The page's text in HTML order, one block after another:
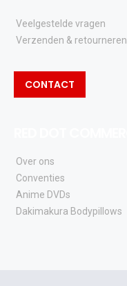
Veelgestelde vragen
Verzenden & retourneren
CONTACT
Over ons
Conventies
Anime DVDs
Dakimakura Bodypillows